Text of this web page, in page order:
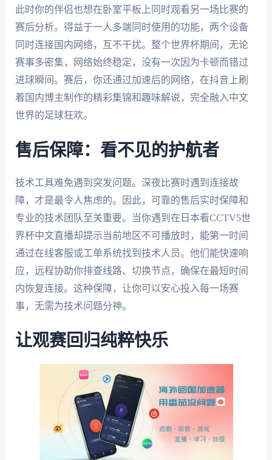
此时你的伴侣也想在卧室平板上同时观看另一场比赛的
赛后分析。得益于一人多端同时使用的功能，两个设备
同时连接国内网络，互不干扰。整个世界杯期间，无论
赛事多密集，网络始终稳定，没有一次因为卡顿而错过
进球瞬间。赛后，你还通过加速后的网络，在抖音上刷
着国内博主制作的精彩集锦和趣味解说，完全融入中文
世界的足球狂欢。
售后保障：看不见的护航者
技术工具难免遇到突发问题。深夜比赛时遇到连接故
障，才是最令人焦虑的。因此，可靠的售后实时保障和
专业的技术团队至关重要。当你遇到在日本看CCTV5世
界杯中文直播却提示当前地区不可播放时，能第一时间
通过在线客服或工单系统找到技术人员。他们能快速响
应，远程协助你排查线路、切换节点，确保在最短时间
内恢复连接。这种保障，让你可以安心投入每一场赛
事，无需为技术问题分神。
让观赛回归纯粹快乐